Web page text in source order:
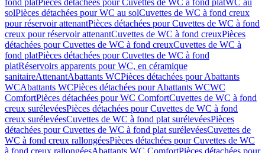
fond platPièces détachées pour Cuvettes de WC à fond platWC au
solPièces détachées pour WC au solCuvettes de WC à fond creux
pour réservoir attenantPièces détachées pour Cuvettes de WC à fond
creux pour réservoir attenantCuvettes de WC à fond creuxPièces
détachées pour Cuvettes de WC à fond creuxCuvettes de WC à
fond platPièces détachées pour Cuvettes de WC à fond
platRéservoirs apparents pour WC, en céramique
sanitaireAttenantAbattants WCPièces détachées pour Abattants
WCAbattants WCPièces détachées pour Abattants WCWC
ComfortPièces détachées pour WC ComfortCuvettes de WC à fond
creux surélevéesPièces détachées pour Cuvettes de WC à fond
creux surélevéesCuvettes de WC à fond plat surélevéesPièces
détachées pour Cuvettes de WC à fond plat surélevéesCuvettes de
WC à fond creux rallongéesPièces détachées pour Cuvettes de WC
à fond creux rallongéesAbattants WC ComfortPièces détachées pour